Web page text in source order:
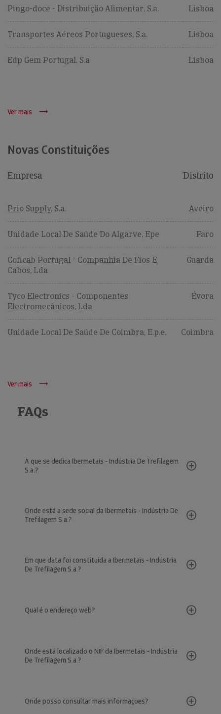
Pingo-doce - Distribuição Alimentar, S.a. Lisboa
Transportes Aéreos Portugueses, S.a. Lisboa
Edp Gem Portugal, S.a Lisboa
Ver mais
Novas Constituições
Empresa Distrito
Prio Supply, S.a. Aveiro
Unidade Local De Saúde Do Algarve, Epe Faro
Coficab Portugal - Companhia De Fios E
Cabos, Lda
Guarda
Tyco Electronics - Componentes
Electromecânicos, Lda
Évora
Unidade Local De Saúde De Coimbra, E.p.e. Coimbra
Ver mais
FAQs
A que se dedica Ibermetais - Indústria De Trefilagem
S.a.?
Onde está a sede social da Ibermetais - Indústria De
Trefilagem S.a.?
Em que data foi constituída a Ibermetais - Indústria
De Trefilagem S.a.?
Qual é o endereço web?
Onde está localizado o NIF da Ibermetais - Indústria
De Trefilagem S.a.?
Onde posso consultar mais informações?